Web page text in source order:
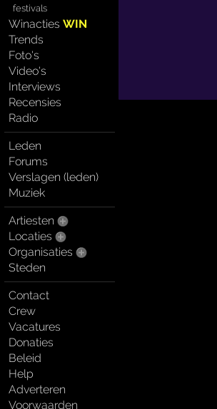
festivals
WinactiesWIN
Trends
Foto's
Video's
Interviews
Recensies
Radio
Leden
Forums
Verslagen (leden)
Muziek
Artiesten
Locaties
Organisaties
Steden
Contact
Crew
Vacatures
Donaties
Beleid
Help
Adverteren
Voorwaarden